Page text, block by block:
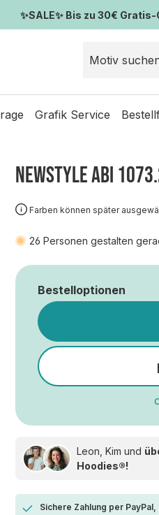
✨SALE✨ Bis zu 30€
Grafik Service
NEWSTYLE ABI
Farben können später
26 Personen gestalten
Bestelloptionen
Leon, Kim und
Hoodies®!
Sichere Zahlung per PayPal,